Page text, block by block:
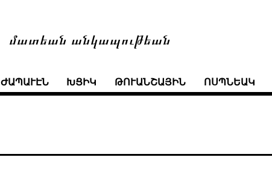
մատեան անկապութեան
ԺԱՊԱՒԷՆ ԽՑԻԿ ԹՈՒԱՆՇԱՅԻՆ ՈՍՊՆԵԱԿ